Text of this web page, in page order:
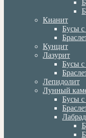
Кианит
Бусы
Кунцит
Лазурит
Бусы
Лепидолит
Лунный
Бусы